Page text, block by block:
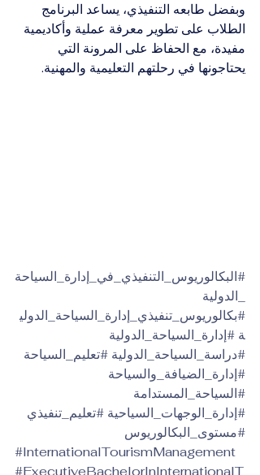
وبفضل طابعه التنفيذي، يساعد البرنامج
الطلاب على تطوير معرفة عملية وأكاديمية
مفيدة، مع الحفاظ على المرونة التي
يحتاجونها في رحلتهم التعليمية والمهنية.
#البكالوريوس_التنفيذي_في_إدارة_السياحة
_الدولية
#بكالوريوس_تنفيذي_إدارة_السياحة_الدولي
ة #إدارة_السياحة_الدولية
#دراسة_السياحة_الدولية #تعليم_السياحة
#إدارة_الضيافة_والسياحة
#السياحة_المستدامة
#إدارة_الوجهات_السياحية #تعليم_تنفيذي
#مستوى_البكالوريوس
#InternationalTourismManagement
#ExecutiveBachelorInInternationalT